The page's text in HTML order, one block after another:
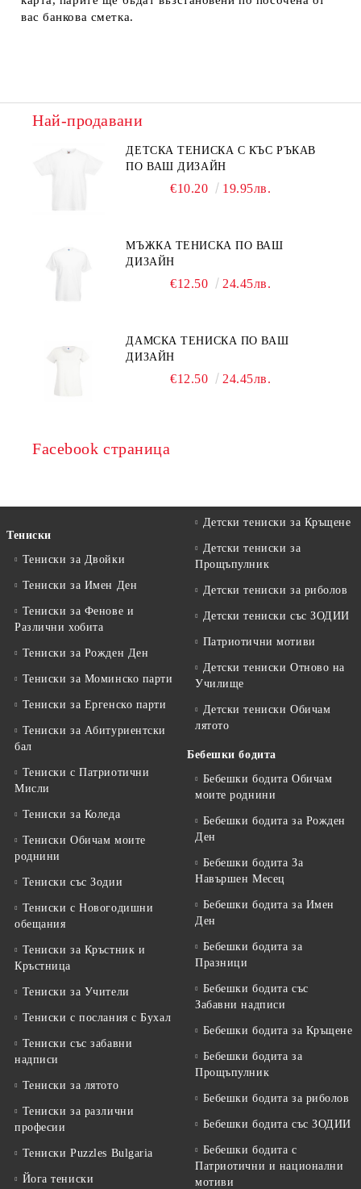
вас банкова сметка.
Най-продавани
ДЕТСКА ТЕНИСКА С КЪС РЪКАВ
ПО ВАШ ДИЗАЙН
€10.20 19.95лв.
МЪЖКА ТЕНИСКА ПО ВАШ
ДИЗАЙН
€12.50 24.45лв.
ДАМСКА ТЕНИСКА ПО ВАШ
ДИЗАЙН
€12.50 24.45лв.
Facebook страница
Тениски
Тениски за Двойки
Тениски за Имен Ден
Тениски за Фенове и
Различни хобита
Тениски за Рожден Ден
Тениски за Mоминско парти
Тениски за Eргенско парти
Тениски за Aбитуриентски
бал
Тениски с Патриотични
Мисли
Тениски за Коледа
Тениски Обичам моите
роднини
Тениски със Зодии
Тениски с Новогодишни
обещания
Тениски за Кръстник и
Кръстница
Тениски за Учители
Тениски с послания с Бухал
Тениски със забавни
надписи
Тениски за лятото
Тениски за различни
професии
Тениски Puzzles Bulgaria
Йога тениски
Детски тениски за Кръщене
Детски тениски за
Прощъпулник
Детски тениски за риболов
Детски тениски със ЗОДИИ
Патриотични мотиви
Детски тениски Отново на
Училище
Детски тениски Обичам
лятото
Бебешки бодита
Бебешки бодита Обичам
моите роднини
Бебешки бодита за Рожден
Ден
Бебешки бодита За
Навършен Месец
Бебешки бодита за Имен
Ден
Бебешки бодита за
Празници
Бебешки бодита със
Забавни надписи
Бебешки бодита за Кръщене
Бебешки бодита за
Прощъпулник
Бебешки бодита за риболов
Бебешки бодита със ЗОДИИ
Бебешки бодита с
Патриотични и национални
мотиви